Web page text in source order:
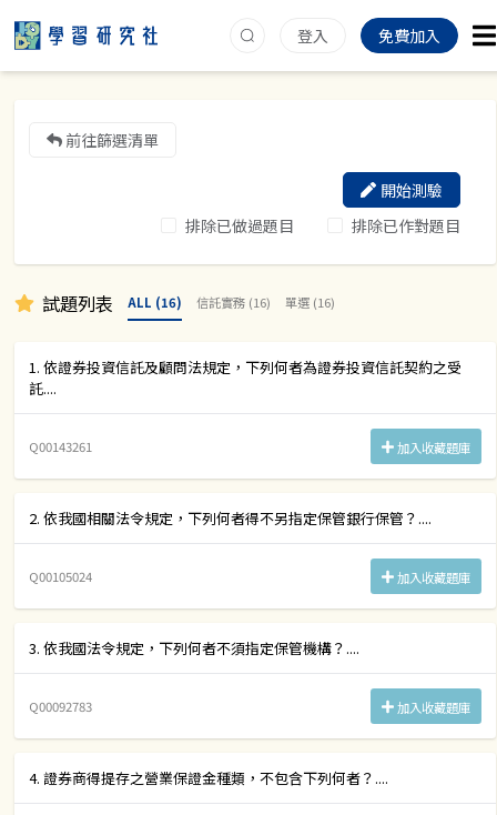
登入 免費加入
前往篩選清單
排除已做過題目 排除已作對題目
開始測驗
試題列表 ALL (16) 信託實務 (16) 單選 (16)
1. 依證券投資信託及顧問法規定，下列何者為證券投資信託契約之受
託....
Q00143261 加入收藏題庫
2. 依我國相關法令規定，下列何者得不另指定保管銀行保管？....
Q00105024 加入收藏題庫
3. 依我國法令規定，下列何者不須指定保管機構？....
Q00092783 加入收藏題庫
4. 證券商得提存之營業保證金種類，不包含下列何者？....